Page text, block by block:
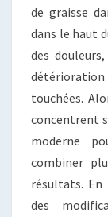
de graisse
dans le haut
des
détérioration
touchées.
concentrent
moderne
combiner
résultats. En
des